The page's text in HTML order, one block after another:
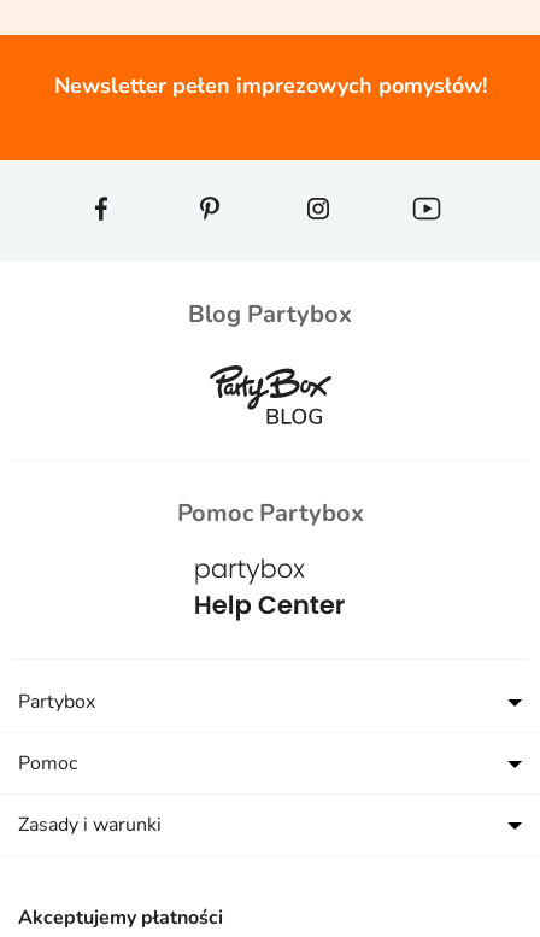
Newsletter pełen imprezowych pomysłów!
Blog Partybox
Pomoc Partybox
Akceptujemy płatności
Partybox
Pomoc
Zasady i warunki